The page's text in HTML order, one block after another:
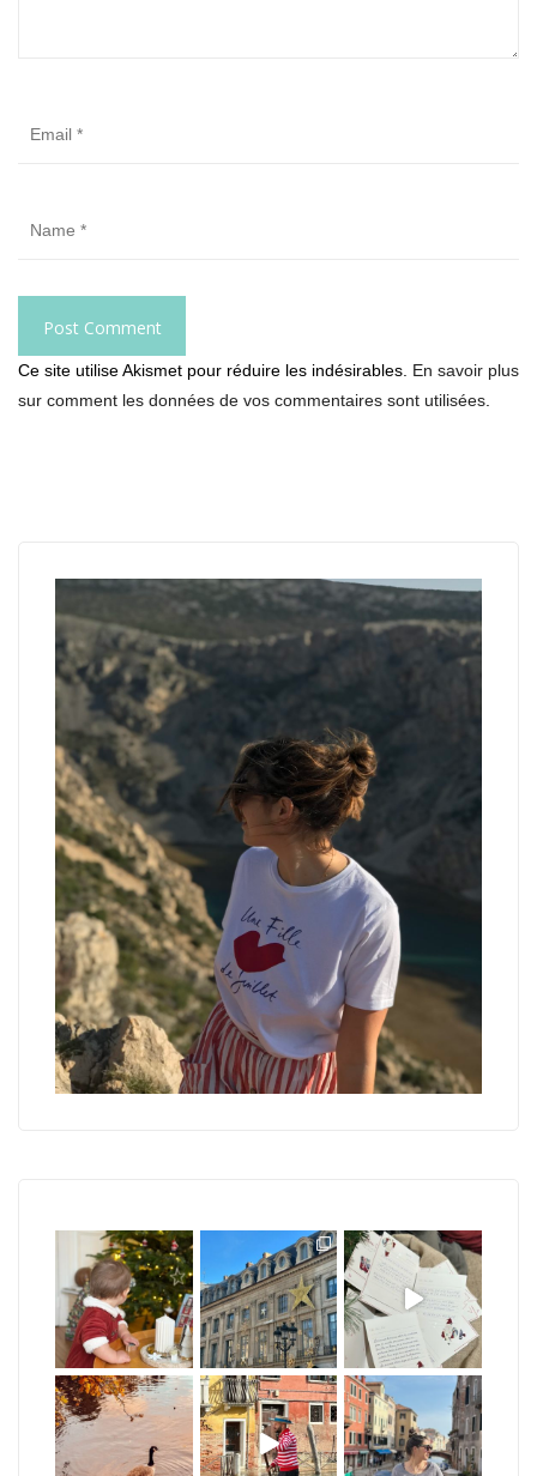
Ce site utilise Akismet pour réduire les indésirables. En savoir plus
sur comment les données de vos commentaires sont utilisées